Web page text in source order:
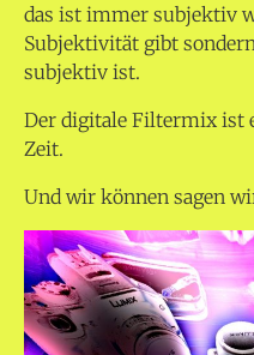
das ist immer subjektiv
Subjektivität gibt
subjektiv ist.
Der digitale Filtermix ist
Zeit.
Und wir können sagen